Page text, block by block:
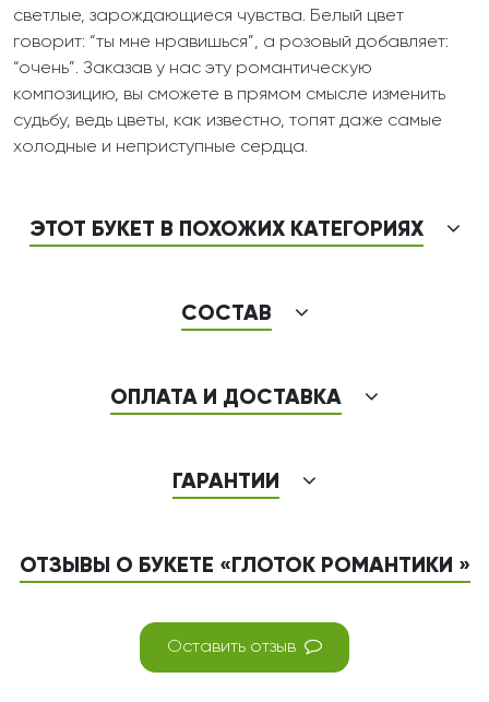
светлые, зарождающиеся чувства. Белый цвет
говорит: “ты мне нравишься”, а розовый добавляет:
“очень”. Заказав у нас эту романтическую
композицию, вы сможете в прямом смысле изменить
судьбу, ведь цветы, как известно, топят даже самые
холодные и неприступные сердца.
ЭТОТ БУКЕТ В ПОХОЖИХ КАТЕГОРИЯХ
СОСТАВ
ОПЛАТА И ДОСТАВКА
ГАРАНТИИ
ОТЗЫВЫ О БУКЕТЕ «ГЛОТОК РОМАНТИКИ »
Оставить отзыв